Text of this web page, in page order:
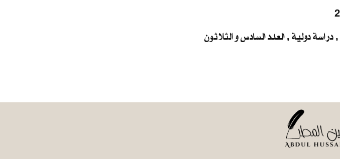
, دراسة دولية , العدد السادس و الثلاثون